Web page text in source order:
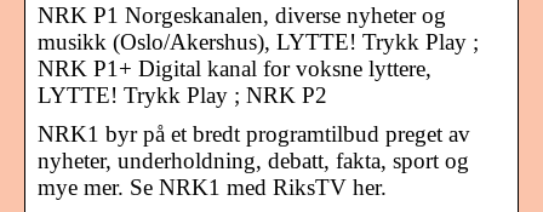
NRK P1 Norgeskanalen, diverse nyheter og
musikk (Oslo/Akershus), LYTTE! Trykk Play ;
NRK P1+ Digital kanal for voksne lyttere,
LYTTE! Trykk Play ; NRK P2
NRK1 byr på et bredt programtilbud preget av
nyheter, underholdning, debatt, fakta, sport og
mye mer. Se NRK1 med RiksTV her.